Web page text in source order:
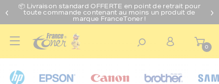
📦 Livraison standard OFFERTE en point de retrait pour
toute commande contenant au moins un produit de
marque FranceToner !
0